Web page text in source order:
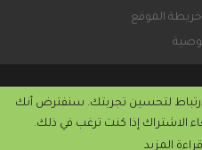
خريطة الموقع
من
لتحسين تجربتك. سنفترض أنك
الاشتراك إذا كنت ترغب في ذلك.
قراءة المزيد